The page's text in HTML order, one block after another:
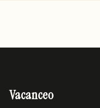
Vacanceo